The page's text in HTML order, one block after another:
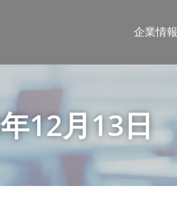
企業情報
12月13日